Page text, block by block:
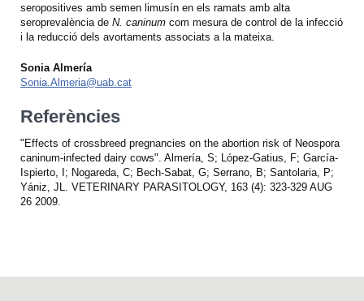
seropositives amb semen limusín en els ramats amb alta
seroprevalència de N. caninum com mesura de control de la infecció
i la reducció dels avortaments associats a la mateixa.
Sonia Almería
Sonia.Almeria@uab.cat
Referències
"Effects of crossbreed pregnancies on the abortion risk of Neospora
caninum-infected dairy cows". Almería, S; López-Gatius, F; García-
Ispierto, I; Nogareda, C; Bech-Sabat, G; Serrano, B; Santolaria, P;
Yániz, JL. VETERINARY PARASITOLOGY, 163 (4): 323-329 AUG
26 2009.